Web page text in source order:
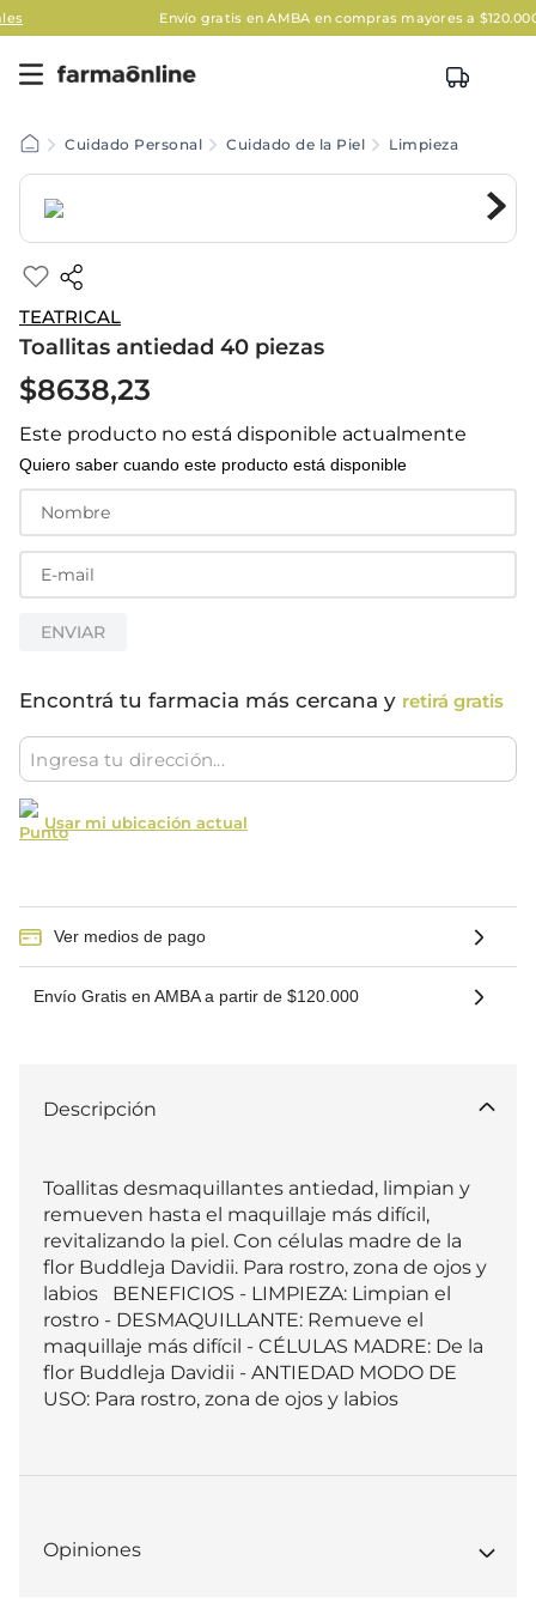
Envío gratis en AMBA en compras mayores a $120.000
Cuidado Personal Cuidado de la Piel Limpieza
TEATRICAL
Toallitas antiedad 40 piezas
$8638,23
Este producto no está disponible actualmente
Quiero saber cuando este producto está disponible
ENVIAR
Encontrá tu farmacia más cercana y retirá gratis
Usar mi ubicación actual
Ver medios de pago
Envío Gratis en AMBA a partir de $120.000
Descripción
Toallitas desmaquillantes antiedad, limpian y
remueven hasta el maquillaje más difícil,
revitalizando la piel. Con células madre de la
flor Buddleja Davidii. Para rostro, zona de ojos y
labios   BENEFICIOS - LIMPIEZA: Limpian el
rostro - DESMAQUILLANTE: Remueve el
maquillaje más difícil - CÉLULAS MADRE: De la
flor Buddleja Davidii - ANTIEDAD MODO DE
USO: Para rostro, zona de ojos y labios
Opiniones